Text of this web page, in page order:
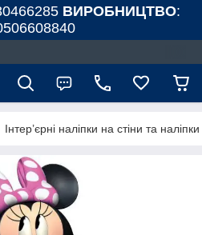
ВИРОБНИЦТВО:
Інтер’єрні наліпки на стіни та